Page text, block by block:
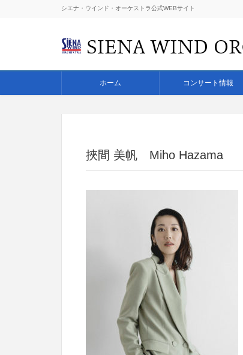
シエナ・ウインド・オーケストラ公式WEBサイト
ホーム コンサート情報
挾間 美帆 Miho Hazama